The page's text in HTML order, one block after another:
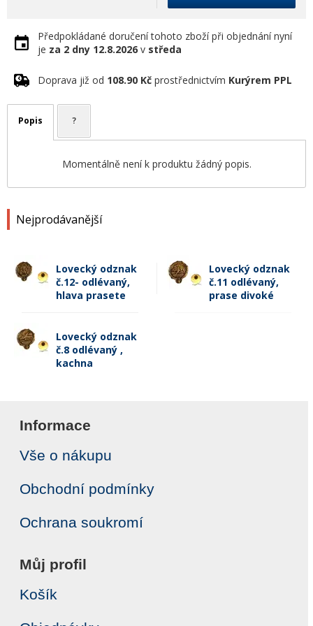
Nejprodávanější
Lovecký odznak
č.12- odlévaný,
hlava prasete
Lovecký odznak
č.11 odlévaný,
prase divoké
Lovecký odznak
č.8 odlévaný ,
kachna
Předpokládané doručení tohoto zboží při objednání nyní
je za 2 dny 12.8.2026 v středa
Doprava již od 108.90 Kč prostřednictvím Kurýrem PPL
Popis ?
Momentálně není k produktu žádný popis.
Informace
Vše o nákupu
Obchodní podmínky
Ochrana soukromí
Můj profil
Košík